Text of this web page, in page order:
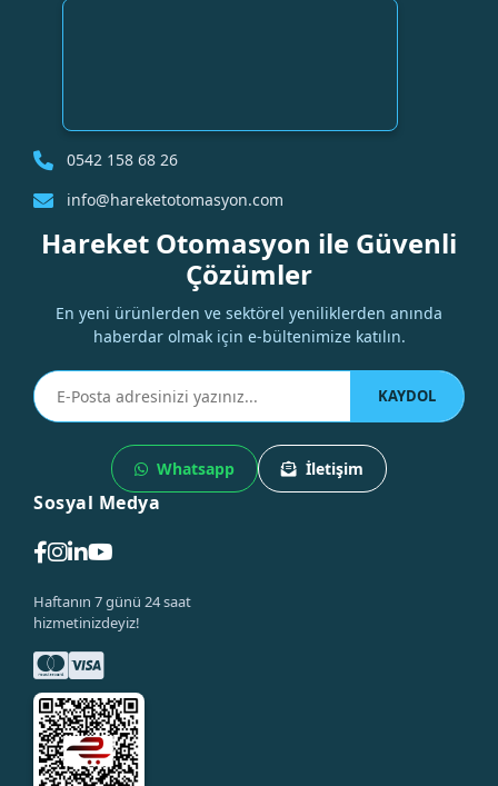
0542 158 68 26
info@hareketotomasyon.com
Hareket Otomasyon ile Güvenli
Çözümler
En yeni ürünlerden ve sektörel yeniliklerden anında
haberdar olmak için e-bültenimize katılın.
KAYDOL
Whatsapp İletişim
Sosyal Medya
Haftanın 7 günü 24 saat
hizmetinizdeyiz!